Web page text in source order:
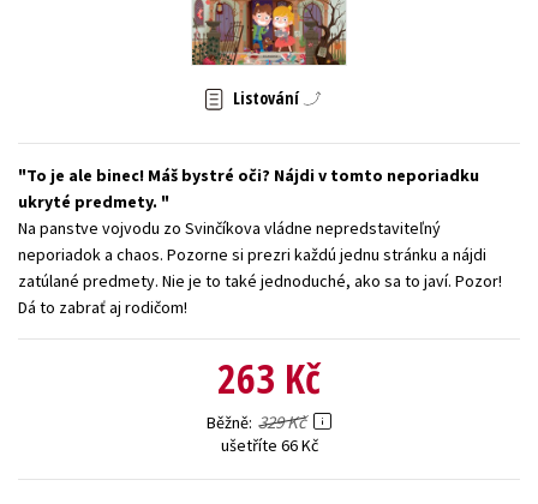
Zahraniční literatura
Všechny tituly
Listování
To je ale binec! Máš bystré oči? Nájdi v tomto neporiadku
ukryté predmety.
Na panstve vojvodu zo Svinčíkova vládne nepredstaviteľný
neporiadok a chaos. Pozorne si prezri každú jednu stránku a nájdi
zatúlané predmety. Nie je to také jednoduché, ako sa to javí. Pozor!
Dá to zabrať aj rodičom!
263 Kč
Běžně 329 Kč
ušetříte 66 Kč